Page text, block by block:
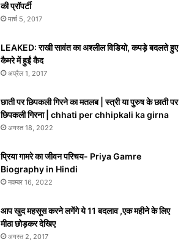
की प्रॉपर्टी
मार्च 5, 2017
LEAKED: राखी सावंत का अश्लील विडियो, कपड़े बदलते हुए
कैमरे में हुईं कैद
अप्रैल 1, 2017
छाती पर छिपकली गिरने का मतलब | स्त्री या पुरुष के छाती पर
छिपकली गिरना | chhati per chhipkali ka girna
अगस्त 18, 2022
प्रिया गामरे का जीवन परिचय- Priya Gamre
Biography in Hindi
नवम्बर 16, 2022
आप खुद महसूस करने लगेंगे ये 11 बदलाव ,एक महीने के लिए
मीठा छोड़कर देखिए
अगस्त 2, 2017